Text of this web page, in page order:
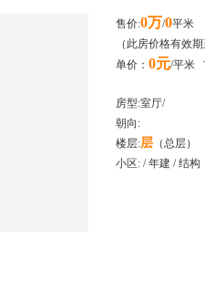
售价:0万/0平米
（此房价格有效
单价： 0元/平米
房型:室厅/
朝向:
楼层:层 （总层）
小区: / 年建 / 结